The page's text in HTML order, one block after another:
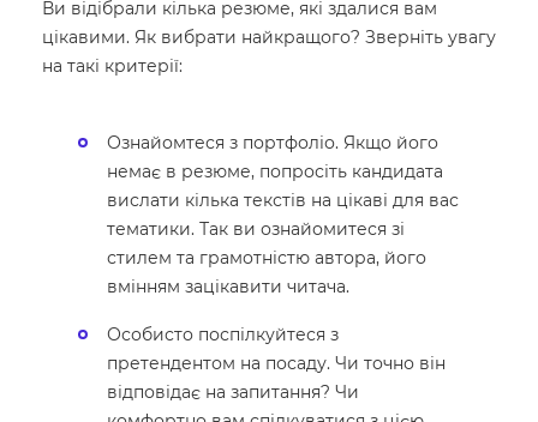
Ви відібрали кілька резюме, які здалися вам
цікавими. Як вибрати найкращого? Зверніть увагу
на такі критерії:
Ознайомтеся з портфоліо. Якщо його
немає в резюме, попросіть кандидата
вислати кілька текстів на цікаві для вас
тематики. Так ви ознайомитеся зі
стилем та грамотністю автора, його
вмінням зацікавити читача.
Особисто поспілкуйтеся з
претендентом на посаду. Чи точно він
відповідає на запитання? Чи